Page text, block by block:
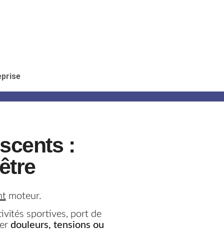
:
moteur.
sportives, port de
douleurs, tensions ou